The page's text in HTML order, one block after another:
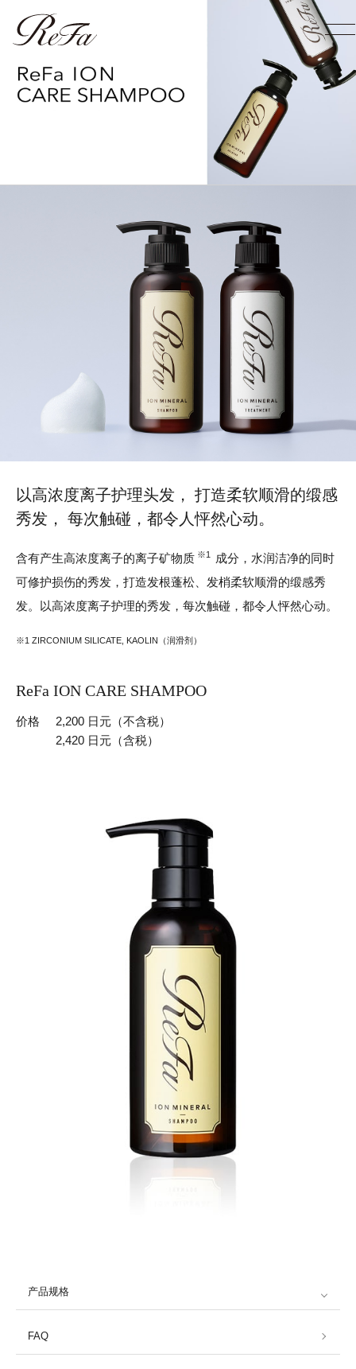
以高浓度离子护理头发， 打造柔软顺滑的缎感
秀发， 每次触碰，都令人怦然心动。
含有产生高浓度离子的离子矿物质 ※1
成分，水润洁净的同时
可修护损伤的秀发，打造发根蓬松、发梢柔软顺滑的缎感秀
发。
以高浓度离子护理的秀发，每次触碰，都令人怦然心动。
※1 ZIRCONIUM SILICATE, KAOLIN（润滑剂）
ReFa ION CARE SHAMPOO
价格
2,200 日元（不含税）
2,420 日元（含税）
产品规格
FAQ